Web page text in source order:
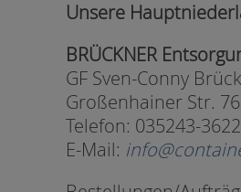
Unsere
BRÜCKNER
GF Sven-Conny
Telefon:
E-Mail: